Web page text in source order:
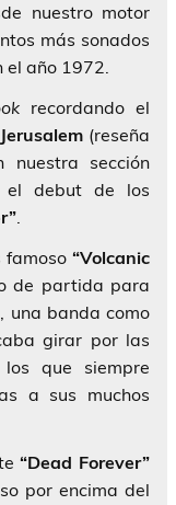
nuestro motor
más sonados
el año 1972.
recordando el
Jerusalem (reseña
nuestra sección
el debut de los
.
famoso “Volcanic
de partida para
una banda como
girar por las
los que siempre
a sus muchos
“Dead Forever”
por encima del